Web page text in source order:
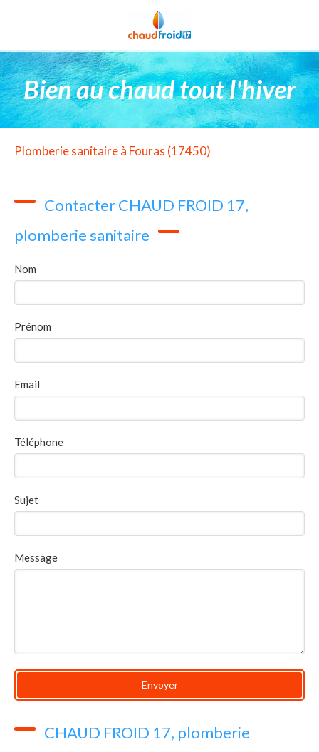
Bien au chaud tout l'hiver
Plomberie sanitaire à Fouras (17450)
Contacter CHAUD FROID 17,
plomberie sanitaire
Nom
Prénom
Email
Téléphone
Sujet
Message
Envoyer
CHAUD FROID 17, plomberie